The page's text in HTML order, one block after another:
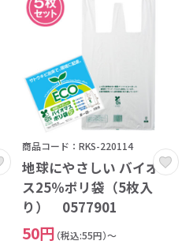
商品コード：RKS-220114
地球にやさしい バイオマ
ス25％ポリ袋（5枚入
り） 0577901
50円 （税込:55円）～